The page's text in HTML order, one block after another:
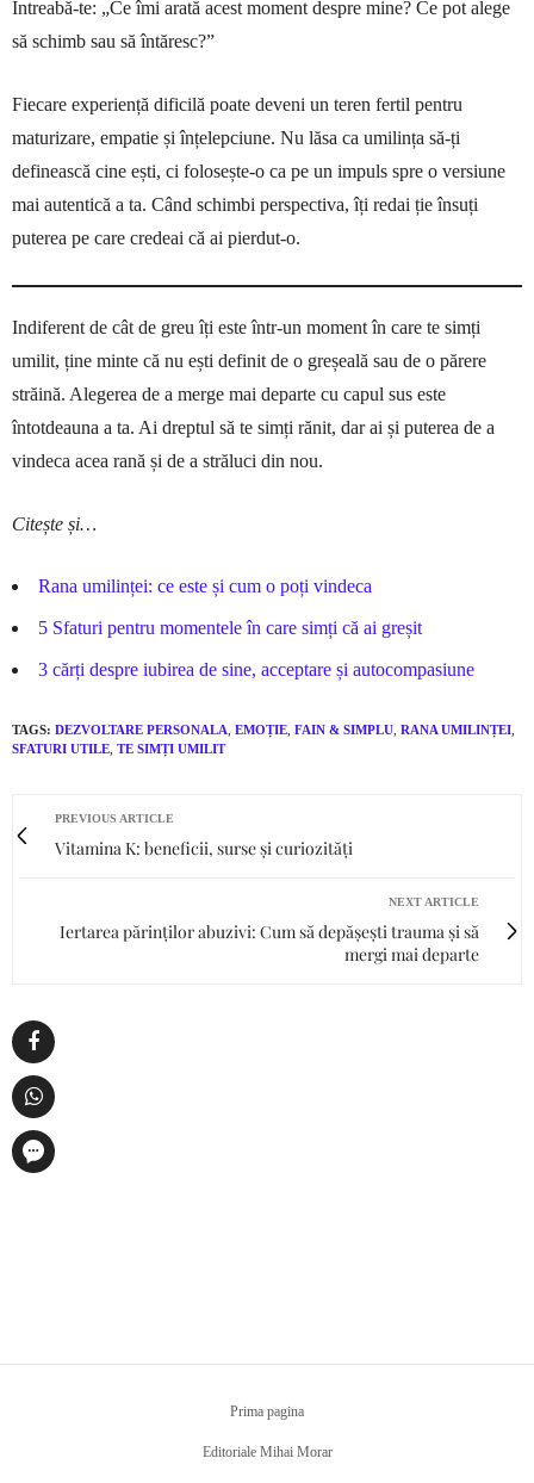
Întreabă-te: „Ce îmi arată acest moment despre mine? Ce pot alege
să schimb sau să întăresc?”
Fiecare experiență dificilă poate deveni un teren fertil pentru
maturizare, empatie și înțelepciune. Nu lăsa ca umilința să-ți
definească cine ești, ci folosește-o ca pe un impuls spre o versiune
mai autentică a ta. Când schimbi perspectiva, îți redai ție însuți
puterea pe care credeai că ai pierdut-o.
Indiferent de cât de greu îți este într-un moment în care te simți
umilit, ține minte că nu ești definit de o greșeală sau de o părere
străină. Alegerea de a merge mai departe cu capul sus este
întotdeauna a ta. Ai dreptul să te simți rănit, dar ai și puterea de a
vindeca acea rană și de a străluci din nou.
Citește și…
Rana umilinței: ce este și cum o poți vindeca
5 Sfaturi pentru momentele în care simți că ai greșit
3 cărți despre iubirea de sine, acceptare și autocompasiune
TAGS: DEZVOLTARE PERSONALA EMOȚIE FAIN & SIMPLU RANA UMILINȚEI
SFATURI UTILE TE SIMȚI UMILIT
PREVIOUS ARTICLE
Vitamina K: beneficii, surse și curiozități
NEXT ARTICLE
Iertarea părinților abuzivi: Cum să depășești trauma și să
mergi mai departe
Prima pagina
Editoriale Mihai Morar